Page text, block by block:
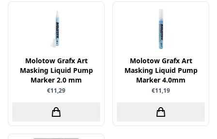
Potloden
Workshop
Jeanines Art
Joy & Noor
Juffrouw Muis
Lapland knipvel
Lawn Fawn
Lemon Craft
Tekst, letters & cijfers
Tijdschrift
Washi - tape
Molotow Grafx Art
Masking Liquid Pump
Marker 2.0 mm
€11,29
Molotow Grafx Art
Masking Liquid Pump
Marker 4.0mm
€11,19